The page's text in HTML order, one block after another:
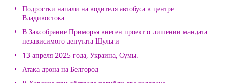
Подростки напали на водителя автобуса в центре
Владивостока
В Заксобрание Приморья внесен проект о лишении мандата
независимого депутата Шульги
13 апреля 2025 года, Украина, Сумы.
Атака дрона на Белгород